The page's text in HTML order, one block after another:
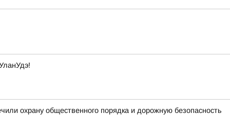
охрану общественного порядка и дорожную безопасность